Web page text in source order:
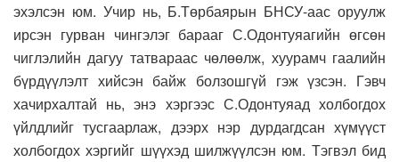
эхэлсэн юм. Учир нь, Б.Төрбаярын БНСУ-аас оруулж
ирсэн гурван чингэлэг барааг С.Одонтуяагийн өгсөн
чиглэлийн дагуу татвараас чөлөөлж, хуурамч гаалийн
бүрдүүлэлт хийсэн байж болзошгүй гэж үзсэн. Гэвч
хачирхалтай нь, энэ хэргээс С.Одонтуяад холбогдох
үйлдлийг тусгаарлаж, дээрх нэр дурдагдсан хүмүүст
холбогдох хэргийг шүүхэд шилжүүлсэн юм. Тэгвэл бид